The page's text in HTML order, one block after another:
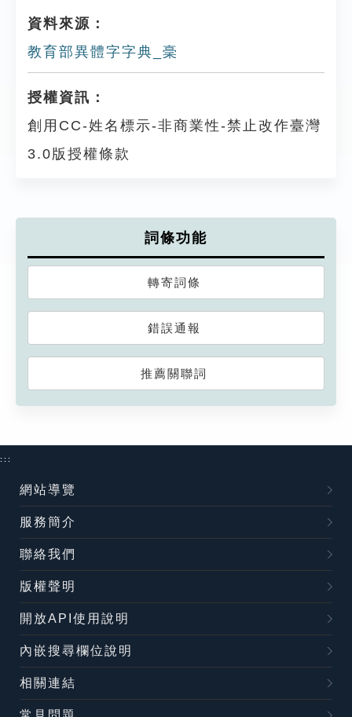
資料來源：
教育部異體字字典_稁
授權資訊：
創用CC-姓名標示-非商業性-禁止改作臺灣
3.0版授權條款
詞條功能
轉寄詞條
錯誤通報
推薦關聯詞
:::
網站導覽
服務簡介
聯絡我們
版權聲明
開放API使用說明
內嵌搜尋欄位說明
相關連結